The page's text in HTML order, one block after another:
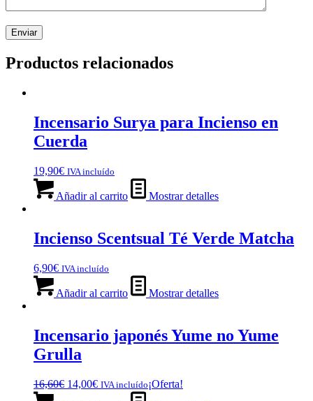
Productos relacionados
Incensario Surya para Incienso en
Cuerda
19,90€ IVA incluído
Añadir al carrito Mostrar detalles
Incienso Scentsual Té Verde Matcha
6,90€ IVA incluído
Añadir al carrito Mostrar detalles
Incensario japonés Yume no Yume
Grulla
16,60€ El
14,00€ElIVA incluído¡Oferta!